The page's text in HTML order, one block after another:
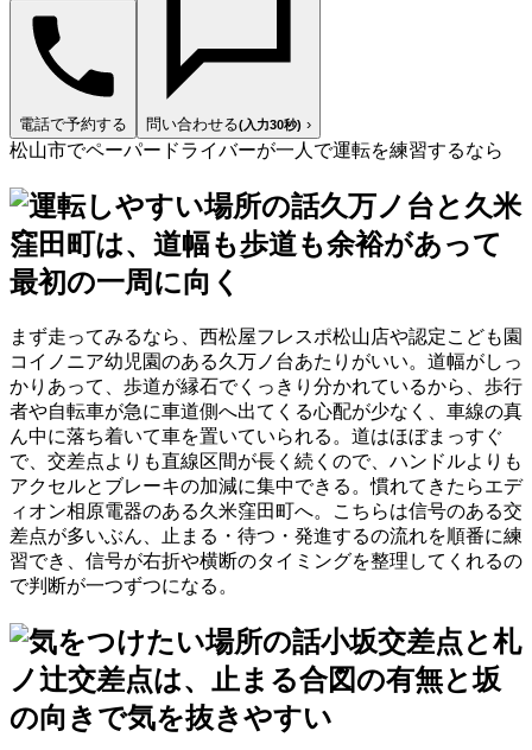
電話で予約する 問い合わせる(入力30秒) ›
松山市でペーパードライバーが一人で運転を練習するなら
久万ノ台と久米
窪田町は、道幅も歩道も余裕があって
最初の一周に向く
まず走ってみるなら、西松屋フレスポ松山店や認定こども園
コイノニア幼児園のある久万ノ台あたりがいい。道幅がしっ
かりあって、歩道が縁石でくっきり分かれているから、歩行
者や自転車が急に車道側へ出てくる心配が少なく、車線の真
ん中に落ち着いて車を置いていられる。道はほぼまっすぐ
で、交差点よりも直線区間が長く続くので、ハンドルよりも
アクセルとブレーキの加減に集中できる。慣れてきたらエデ
ィオン相原電器のある久米窪田町へ。こちらは信号のある交
差点が多いぶん、止まる・待つ・発進するの流れを順番に練
習でき、信号が右折や横断のタイミングを整理してくれるの
で判断が一つずつになる。
小坂交差点と札
ノ辻交差点は、止まる合図の有無と坂
の向きで気を抜きやすい